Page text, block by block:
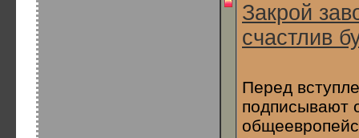
Закрой
счастлив
Перед
подписывают